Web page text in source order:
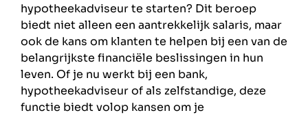
hypotheekadviseur te starten? Dit beroep
biedt niet alleen een aantrekkelijk salaris, maar
ook de kans om klanten te helpen bij een van de
belangrijkste financiële beslissingen in hun
leven. Of je nu werkt bij een bank,
hypotheekadviseur of als zelfstandige, deze
functie biedt volop kansen om je